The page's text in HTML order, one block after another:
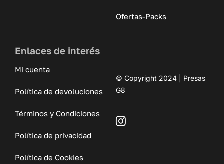
Ofertas-Packs
Enlaces de interés
Mi cuenta
Política de devoluciones
Términos y Condiciones
Política de privacidad
Política de Cookies
© Copyright 2024 | Presas
G8